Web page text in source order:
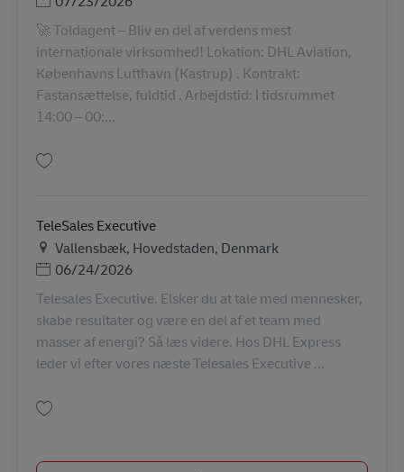
🚀 Toldagent – Bliv en del af verdens mest
internationale virksomhed! Lokation: DHL Aviation,
Københavns Lufthavn (Kastrup) . Kontrakt:
Fastansættelse, fuldtid . Arbejdstid: I tidsrummet
14:00 – 00:...
TeleSales Executive
สถานที่
Vallensbæk, Hovedstaden, Denmark
Posted Date
06/24/2026
Telesales Executive. Elsker du at tale med mennesker,
skabe resultater og være en del af et team med
masser af energi? Så læs videre. Hos DHL Express
leder vi efter vores næste Telesales Executive ...